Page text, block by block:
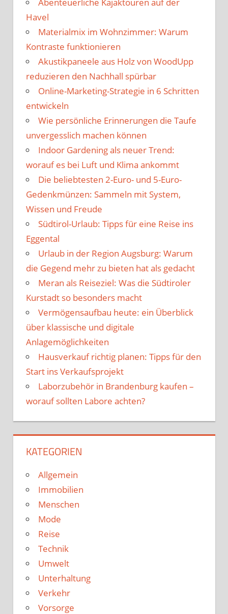
Havel
Materialmix im Wohnzimmer: Warum
Kontraste funktionieren
Akustikpaneele aus Holz von WoodUpp
reduzieren den Nachhall spürbar
Online-Marketing-Strategie in 6 Schritten
entwickeln
Wie persönliche Erinnerungen die Taufe
unvergesslich machen können
Indoor Gardening als neuer Trend:
worauf es bei Luft und Klima ankommt
Die beliebtesten 2-Euro- und 5-Euro-
Gedenkmünzen: Sammeln mit System,
Wissen und Freude
Südtirol-Urlaub: Tipps für eine Reise ins
Eggental
Urlaub in der Region Augsburg: Warum
die Gegend mehr zu bieten hat als gedacht
Meran als Reiseziel: Was die Südtiroler
Kurstadt so besonders macht
Vermögensaufbau heute: ein Überblick
über klassische und digitale
Anlagemöglichkeiten
Hausverkauf richtig planen: Tipps für den
Start ins Verkaufsprojekt
Laborzubehör in Brandenburg kaufen –
worauf sollten Labore achten?
KATEGORIEN
Allgemein
Immobilien
Menschen
Mode
Reise
Technik
Umwelt
Unterhaltung
Verkehr
Vorsorge